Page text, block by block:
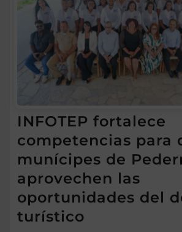
INFOTEP fortalece
competencias para
munícipes de
aprovechen las
oportunidades del
turístico